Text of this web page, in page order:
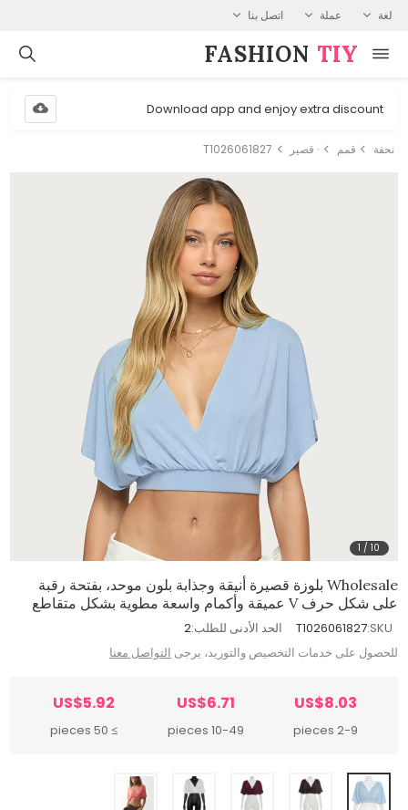
لغة عملة اتصل بنا
FASHION⁠ TIY
Download app and enjoy extra discount
نحفة قمم · قصير T1026061827
1 /10
Wholesale بلوزة قصيرة أنيقة وجذابة بلون موحد، بفتحة رقبة
على شكل حرف V عميقة وأكمام واسعة مطوية بشكل متقاطع
SKU:
T1026061827 الحد الأدنى للطلب:2
للحصول على خدمات التخصيص والتوريد، يرجى التواصل معنا
US$8.03
2-9 pieces
US$6.71
10-49 pieces
US$5.92
≥ 50 pieces